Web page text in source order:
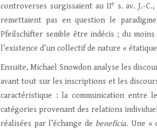
controverses surgissaient au IIe
s. av. J.-
remettaient pas en question le
Pfeilschifter semble être indécis ; du
l’existence d’un collectif de nature «
Ensuite, Michael Snowdon analyse les
avant tout sur les inscriptions et les
caractéristique : la communication entre
catégories provenant des relations
réalisées par l’échange de beneficia. Une «